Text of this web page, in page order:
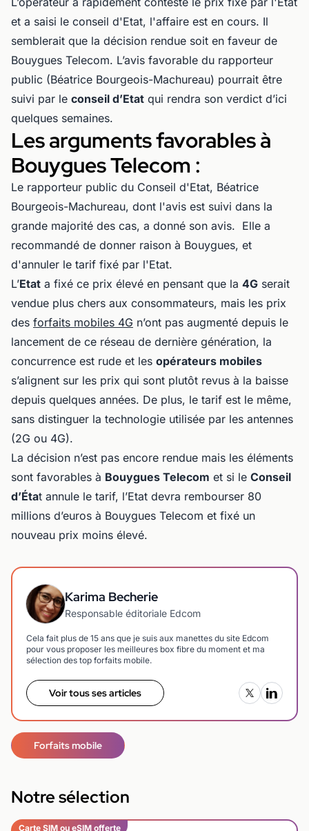
et a saisi le conseil d'Etat, l'affaire est en cours. Il
semblerait que la décision rendue soit en faveur de
Bouygues Telecom. L’avis favorable du rapporteur
public (Béatrice Bourgeois-Machureau) pourrait être
suivi par le conseil d’Etat qui rendra son verdict d’ici
quelques semaines.
Les arguments favorables à
Bouygues Telecom :
Le rapporteur public du Conseil d'Etat, Béatrice
Bourgeois-Machureau, dont l'avis est suivi dans la
grande majorité des cas, a donné son avis. Elle a
recommandé de donner raison à Bouygues, et
d'annuler le tarif fixé par l'Etat.
L’Etat a fixé ce prix élevé en pensant que la 4G serait
vendue plus chers aux consommateurs, mais les prix
des forfaits mobiles 4G n’ont pas augmenté depuis le
lancement de ce réseau de dernière génération, la
concurrence est rude et les opérateurs mobiles
s’alignent sur les prix qui sont plutôt revus à la baisse
depuis quelques années. De plus, le tarif est le même,
sans distinguer la technologie utilisée par les antennes
(2G ou 4G).
La décision n’est pas encore rendue mais les éléments
sont favorables à Bouygues Telecom et si le Conseil
d’État annule le tarif, l’Etat devra rembourser 80
millions d’euros à Bouygues Telecom et fixé un
nouveau prix moins élevé.
Karima Becherie
Responsable éditoriale Edcom
Cela fait plus de 15 ans que je suis aux manettes du site Edcom
pour vous proposer les meilleures box fibre du moment et ma
sélection des top forfaits mobile.
Voir tous ses articles
Forfaits mobile
Notre sélection
Carte SIM ou eSIM offerte